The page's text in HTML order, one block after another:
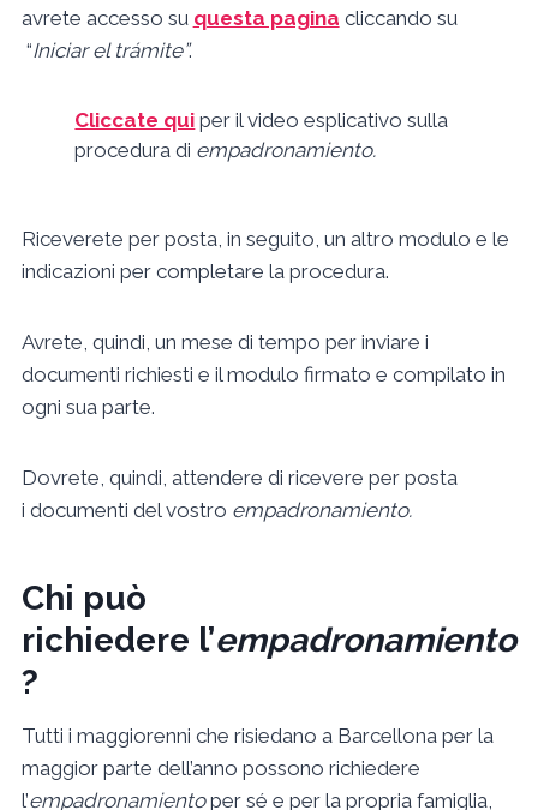
avrete accesso su questa pagina cliccando su
“Iniciar el trámite”.
Cliccate qui per il video esplicativo sulla
procedura di empadronamiento.
Riceverete per posta, in seguito, un altro modulo e le
indicazioni per completare la procedura.
Avrete, quindi, un mese di tempo per inviare i
documenti richiesti e il modulo firmato e compilato in
ogni sua parte.
Dovrete, quindi, attendere di ricevere per posta
i documenti del vostro empadronamiento.
Chi può
richiedere l’empadronamiento
?
Tutti i maggiorenni che risiedano a Barcellona per la
maggior parte dell’anno possono richiedere
l’empadronamientoper sé e per la propria famiglia,